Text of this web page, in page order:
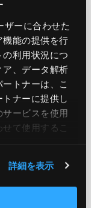
ザーに合わせた
機能の提供を行
利用状況につ
、データ解析
トナーは、こ
ナーに提供し
ービスを使用
て使用​​するこ
詳細を表示
supports